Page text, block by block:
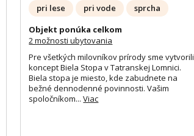
pri lese
pri vode
sprcha
Objekt ponúka celkom
2 možnosti ubytovania
Pre všetkých milovníkov prírody sme vytvorili
koncept Biela Stopa v Tatranskej Lomnici.
Biela stopa je miesto, kde zabudnete na
bežné dennodenné povinnosti. Vašim
spoločníkom...Viac